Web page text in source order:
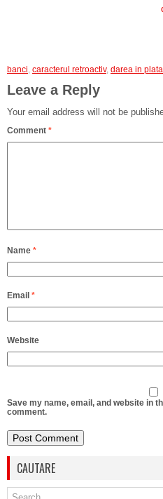
banci, caracterul retroactiv, darea in plata
Leave a Reply
Your email address will not be
Comment *
Name *
Email *
Website
Save my name, email, and website in
comment.
CAUTARE